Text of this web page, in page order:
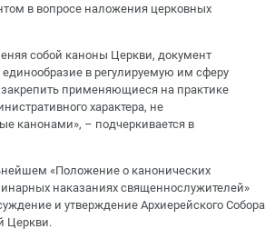
в вопросе наложения церковных
собой каноны Церкви, документ
единообразие в регулируемую им сферу
применяющиеся на практике
характера, не
канонами», – подчеркивается в
«Положение о канонических
наказаниях священнослужителей»
и утверждение Архиерейского Собора
Церкви.